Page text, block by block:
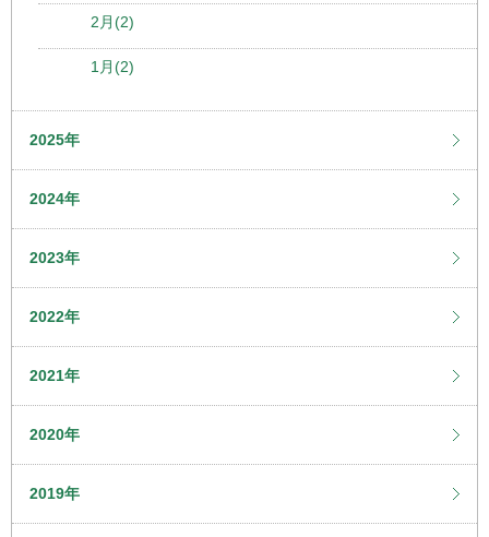
2月(2)
1月(2)
2025年
2024年
2023年
2022年
2021年
2020年
2019年